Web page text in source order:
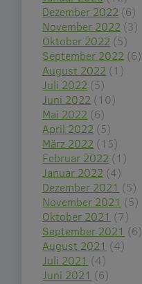
Dezember 2022 (6)
November 2022 (3)
Oktober 2022 (5)
September 2022 (6)
August 2022 (1)
Juli 2022 (5)
Juni 2022 (10)
Mai 2022 (6)
April 2022 (5)
März 2022 (15)
Februar 2022 (1)
Januar 2022 (4)
Dezember 2021 (5)
November 2021 (5)
Oktober 2021 (7)
September 2021 (6)
August 2021 (4)
Juli 2021 (4)
Juni 2021 (6)